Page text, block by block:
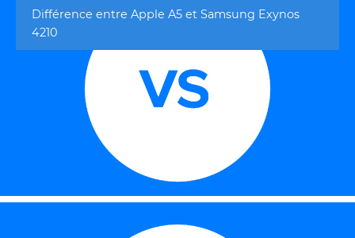
Différence entre Apple A5 et Samsung Exynos
4210